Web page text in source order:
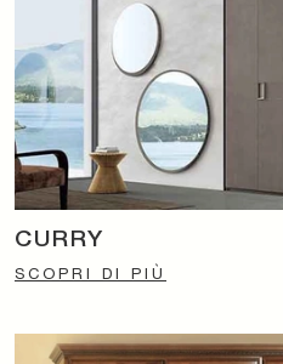
CURRY
SCOPRI DI PIÙ